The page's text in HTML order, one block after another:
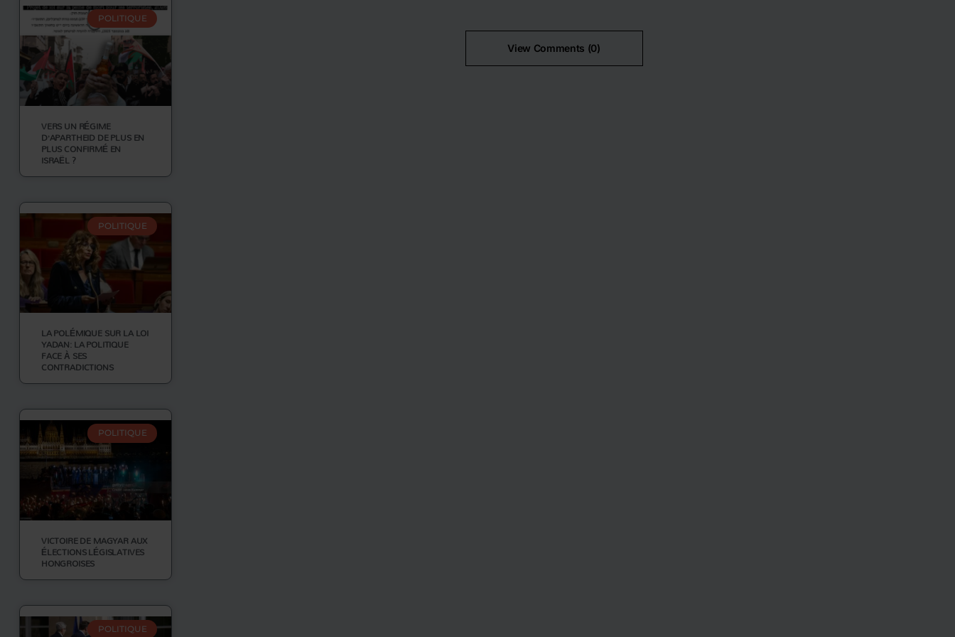
POLITIQUE
VERS UN RÉGIME
D’APARTHEID DE PLUS EN
PLUS CONFIRMÉ EN
ISRAËL ?
POLITIQUE
LA POLÉMIQUE SUR LA LOI
YADAN: LA POLITIQUE
FACE À SES
CONTRADICTIONS
POLITIQUE
VICTOIRE DE MAGYAR AUX
ÉLECTIONS LÉGISLATIVES
HONGROISES
POLITIQUE
View Comments (0)